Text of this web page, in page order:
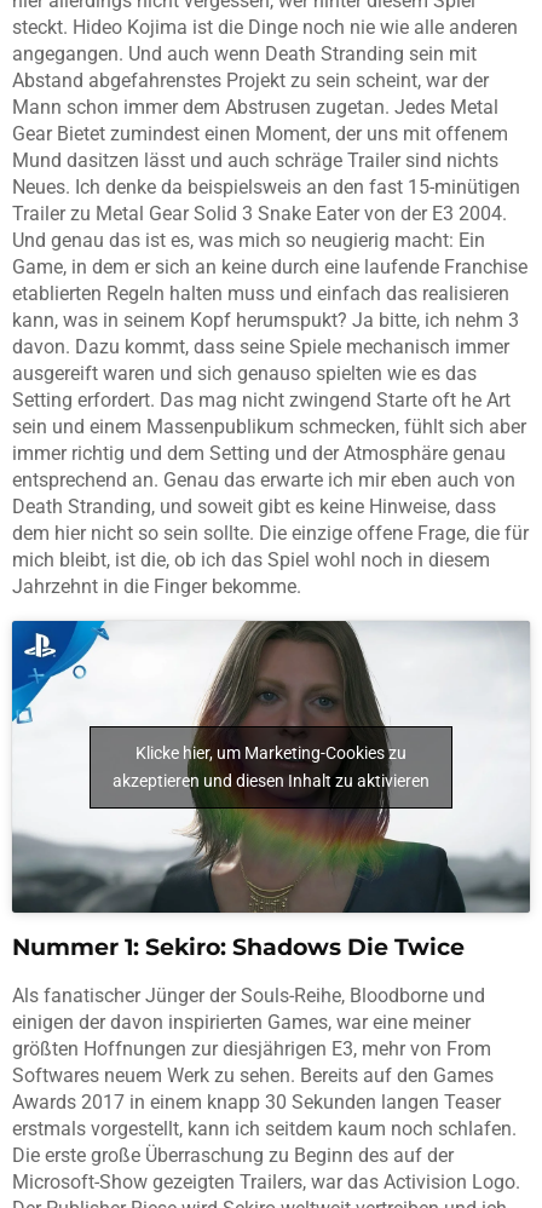
steckt. Hideo Kojima ist die Dinge noch nie wie alle anderen
angegangen. Und auch wenn Death Stranding sein mit
Abstand abgefahrenstes Projekt zu sein scheint, war der
Mann schon immer dem Abstrusen zugetan. Jedes Metal
Gear Bietet zumindest einen Moment, der uns mit offenem
Mund dasitzen lässt und auch schräge Trailer sind nichts
Neues. Ich denke da beispielsweis an den fast 15-minütigen
Trailer zu Metal Gear Solid 3 Snake Eater von der E3 2004.
Und genau das ist es, was mich so neugierig macht: Ein
Game, in dem er sich an keine durch eine laufende Franchise
etablierten Regeln halten muss und einfach das realisieren
kann, was in seinem Kopf herumspukt? Ja bitte, ich nehm 3
davon. Dazu kommt, dass seine Spiele mechanisch immer
ausgereift waren und sich genauso spielten wie es das
Setting erfordert. Das mag nicht zwingend Starte oft he Art
sein und einem Massenpublikum schmecken, fühlt sich aber
immer richtig und dem Setting und der Atmosphäre genau
entsprechend an. Genau das erwarte ich mir eben auch von
Death Stranding, und soweit gibt es keine Hinweise, dass
dem hier nicht so sein sollte. Die einzige offene Frage, die für
mich bleibt, ist die, ob ich das Spiel wohl noch in diesem
Jahrzehnt in die Finger bekomme.
Klicke hier, um Marketing-Cookies zu
akzeptieren und diesen Inhalt zu aktivieren
Nummer 1: Sekiro: Shadows Die Twice
Als fanatischer Jünger der Souls-Reihe, Bloodborne und
einigen der davon inspirierten Games, war eine meiner
größten Hoffnungen zur diesjährigen E3, mehr von From
Softwares neuem Werk zu sehen. Bereits auf den Games
Awards 2017 in einem knapp 30 Sekunden langen Teaser
erstmals vorgestellt, kann ich seitdem kaum noch schlafen.
Die erste große Überraschung zu Beginn des auf der
Microsoft-Show gezeigten Trailers, war das Activision Logo.